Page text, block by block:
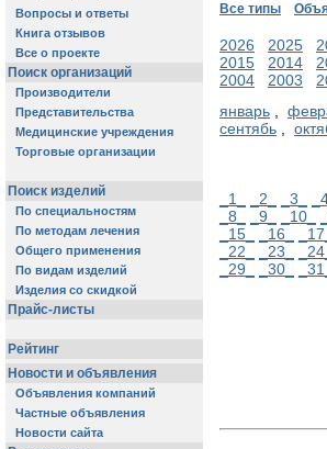
Все типы
2026 2025
2015
2014
2004
2003
январь ,
сентябь ,
_1_ _2_ _3_
_8_
_9_ _10_
_15_
_16_ _17_
_22_
_23_ _24_
_29_
_30_ _31_